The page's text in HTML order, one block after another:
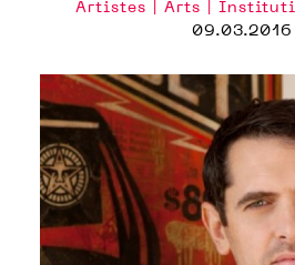
Artistes | Arts |
09.03.2016